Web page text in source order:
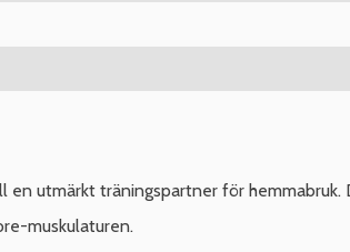
utmärkt träningspartner för hemmabruk.
muskulaturen.